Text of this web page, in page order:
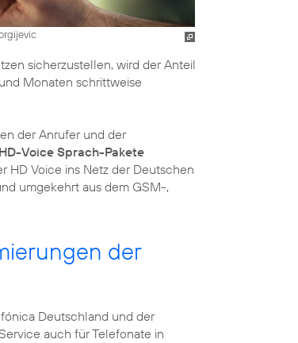
sicherzustellen, wird der Anteil
Monaten schrittweise
der Anrufer und der
Voice Sprach-Pakete
HD Voice ins Netz der Deutschen
umgekehrt aus dem GSM-,
der
Deutschland und der
auch für Telefonate in